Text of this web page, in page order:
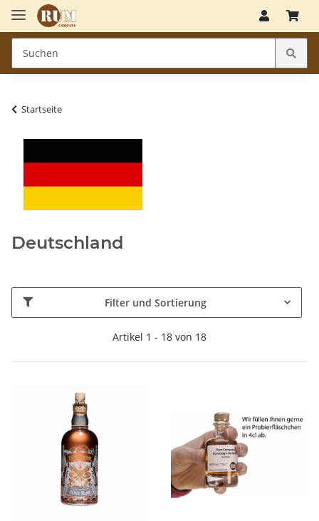
Startseite
Deutschland
Filter und Sortierung
Artikel 1 - 18 von 18